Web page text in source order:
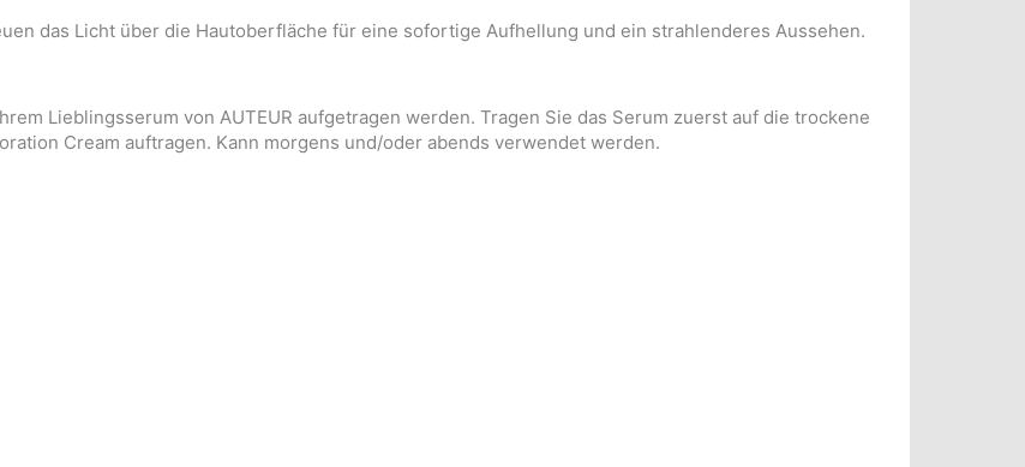
das Licht über die Hautoberfläche für eine sofortige Aufhellung und ein strahlenderes Aussehen.
Lieblingsserum von AUTEUR aufgetragen werden. Tragen Sie das Serum zuerst auf die trockene
Cream auftragen. Kann morgens und/oder abends verwendet werden.